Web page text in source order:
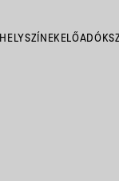
HELYSZÍNEK ELŐADÓK